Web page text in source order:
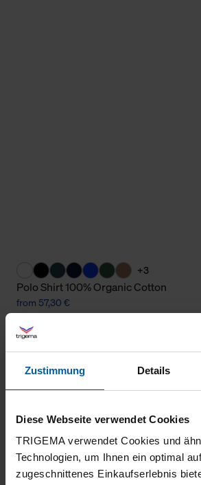
Zustimmung Details
Diese Webseite verwendet Cookies
TRIGEMA verwendet Cookies und
Technologien, um Ihnen ein optimal
zugeschnittenes Einkaufserlebnis
+3
Polo Shirt 100% Organic Cotton
from 57,30 €
climate-neutral
shipping